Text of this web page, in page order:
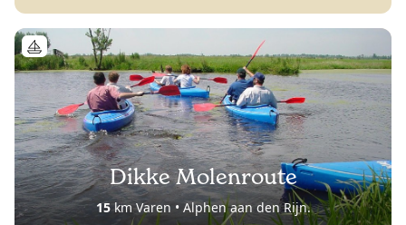
Dikke Molenroute
15km Varen • Alphen aan den Rijn.